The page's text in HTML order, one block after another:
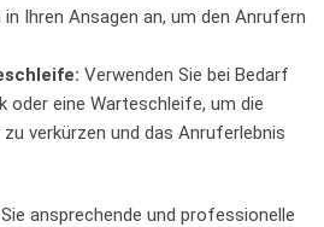
Ihren‍ Ansagen an,‌ um den Anrufern
Verwenden‌ Sie bei Bedarf
oder‍ eine Warteschleife, um ‌die
⁢verkürzen ‍und das Anruferlebnis
ansprechende ⁣und professionelle